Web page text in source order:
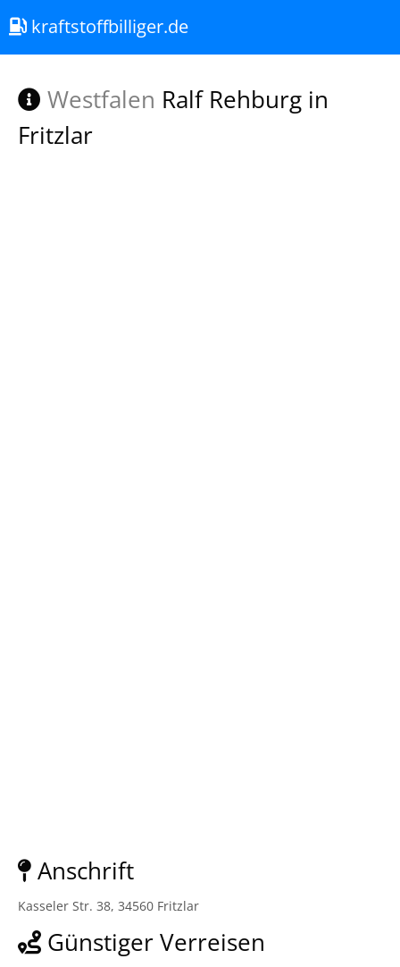
kraftstoffbilliger.de
Westfalen Ralf Rehburg in
Fritzlar
Anschrift
Kasseler Str. 38, 34560 Fritzlar
Günstiger Verreisen